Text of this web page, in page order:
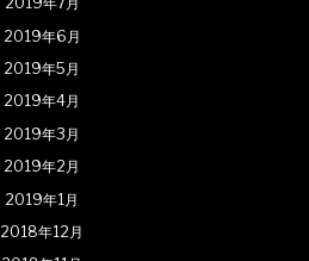
2019年6月
2019年5月
2019年4月
2019年3月
2019年2月
2019年1月
2018年12月